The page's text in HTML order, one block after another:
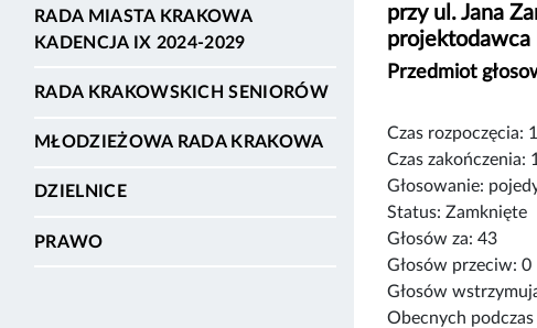
RADA MIASTA KRAKOWA
KADENCJA IX 2024-2029
RADA KRAKOWSKICH SENIORÓW
MŁODZIEŻOWA RADA KRAKOWA
DZIELNICE
PRAWO
przy ul. Jana
Przedmiot
Czas rozpoczęcia:
Czas zakończenia:
Głosowanie:
Status: Zamknięte
Głosów za: 43
Głosów przeciw: 0
Głosów
Obecnych podczas